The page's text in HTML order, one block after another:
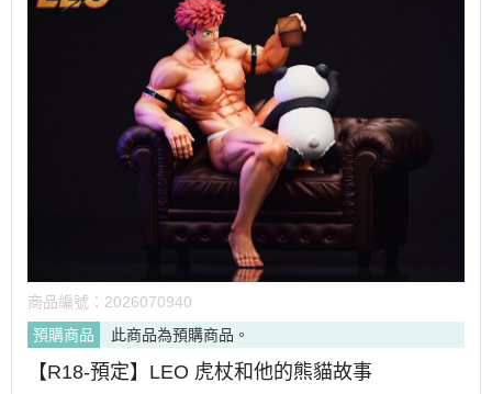
商品編號： 2026070940
預購商品
此商品為預購商品。
【R18-預定】LEO 虎杖和他的熊貓故事